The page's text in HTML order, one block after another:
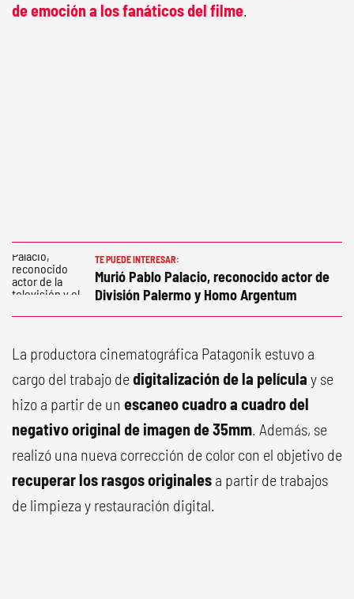
de emoción a los fanáticos del filme.
TE PUEDE INTERESAR:
Murió Pablo Palacio, reconocido actor de
División Palermo y Homo Argentum
La productora cinematográfica Patagonik estuvo a
cargo del trabajo dedigitalización de la película y se
hizo a partir de un escaneo cuadro a cuadro del
negativo original de imagen de 35mm. Además, se
realizó una nueva corrección de color con el objetivo de
recuperar los rasgos originales a partir de trabajos
de limpieza y restauración digital.